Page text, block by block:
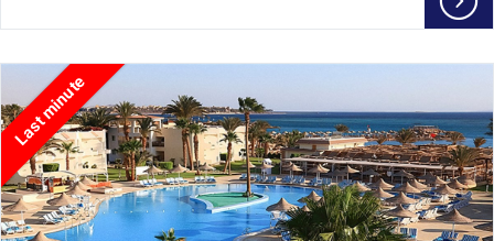
Last minute